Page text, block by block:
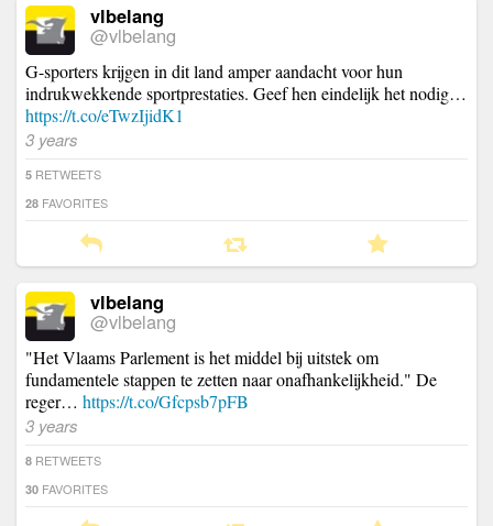
vlbelang
@vlbelang
G-sporters krijgen in dit land amper aandacht voor hun
indrukwekkende sportprestaties. Geef hen eindelijk het nodig…
https://t.co/eTwzIjidK1
3 years
5 RETWEETS
28 FAVORITES
vlbelang
@vlbelang
"Het Vlaams Parlement is het middel bij uitstek om
fundamentele stappen te zetten naar onafhankelijkheid." De
reger… https://t.co/Gfcpsb7pFB
3 years
8 RETWEETS
30 FAVORITES